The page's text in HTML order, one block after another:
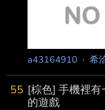
a43164910 · 希
55 [棕色] 手機裡
的遊戲